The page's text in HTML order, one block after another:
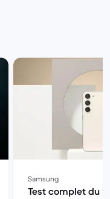
Samsung
Test complet du